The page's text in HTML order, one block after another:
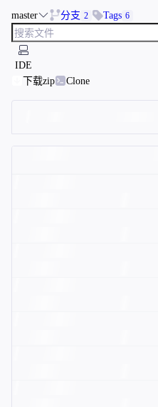
master 分支 2 Tags 6
IDE
下载zip
Clone